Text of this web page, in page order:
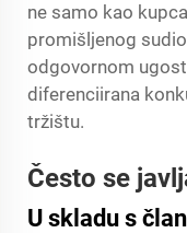
ne samo kao
promišljenog
odgovornom
diferenciirana
tržištu.
Često se
U skladu s